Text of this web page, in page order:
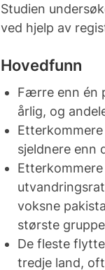
Studien
ved hjelp av
Hovedfunn
Færre enn én
årlig, og
sjeldnere enn
voksne
største
De fleste
tredje land,